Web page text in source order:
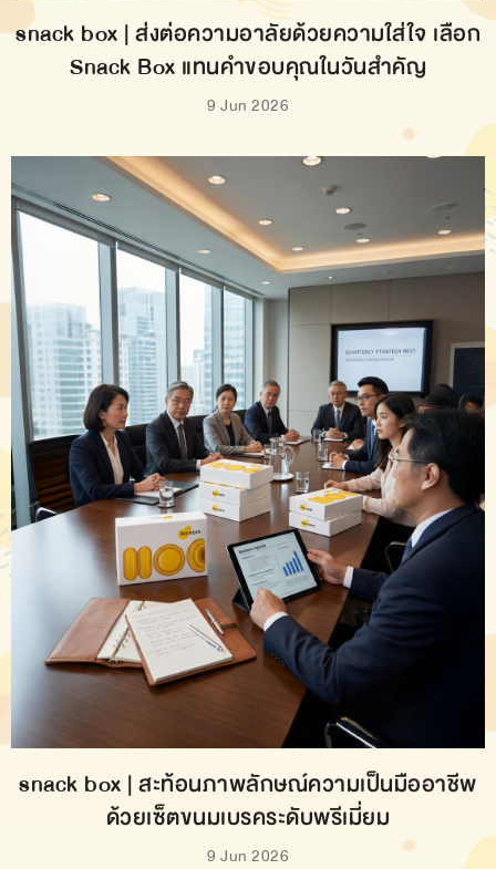
snack box | ส่งต่อความอาลัยด้วยความใส่ใจ เลือก
Snack Box แทนคำขอบคุณในวันสำคัญ
9 Jun 2026
snack box | สะท้อนภาพลักษณ์ความเป็นมืออาชีพ
ด้วยเซ็ตขนมเบรคระดับพรีเมี่ยม
9 Jun 2026